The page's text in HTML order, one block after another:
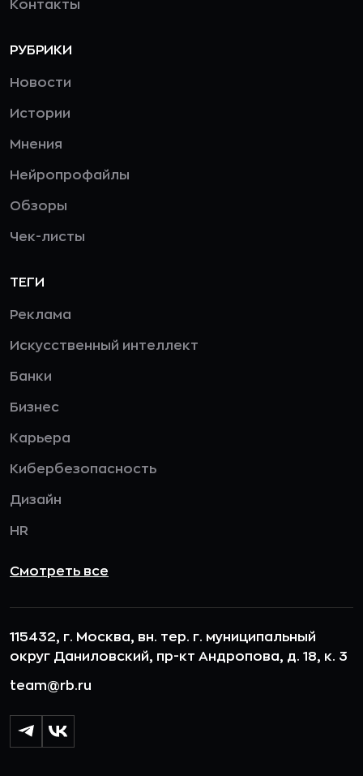
Контакты
РУБРИКИ
Новости
Истории
Мнения
Нейропрофайлы
Обзоры
Чек-листы
ТЕГИ
Реклама
Искусственный интеллект
Банки
Бизнес
Карьера
Кибербезопасность
Дизайн
HR
Смотреть все
115432, г. Москва, вн. тер. г. муниципальный
округ Даниловский, пр-кт Андропова, д. 18, к. 3
team@rb.ru